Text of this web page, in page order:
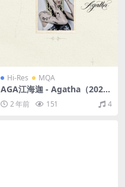
Hi-Res MQA
AGA江海迦 - Agatha（2021/
FLAC/分轨/631M）(MQA/24
bit/48kHz)
2 年前 151 4